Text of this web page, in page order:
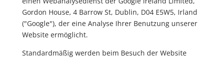
Gordon House, 4 Barrow St, Dublin, D04 E5W5, Irland
("Google"), der eine Analyse Ihrer Benutzung unserer
Website ermöglicht.
Standardmäßig werden beim Besuch der Website